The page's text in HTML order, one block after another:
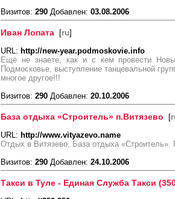
Визитов: 290 Добавлен: 03.08.2006
Иван Лопата [ru]
URL: http://new-year.podmoskovie.info
Ещё не знаете, как и с кем провести
Подмосковье, выступление танцевальной
многое другое!!!
Визитов: 290 Добавлен: 20.10.2006
База отдыха «Строитель» п.Витязево [
URL: http://www.vityazevo.name
Отдых в Витязево, База отдыха «Строитель».
Визитов: 290 Добавлен: 24.10.2006
Такси в Туле - Единая Служба Такси